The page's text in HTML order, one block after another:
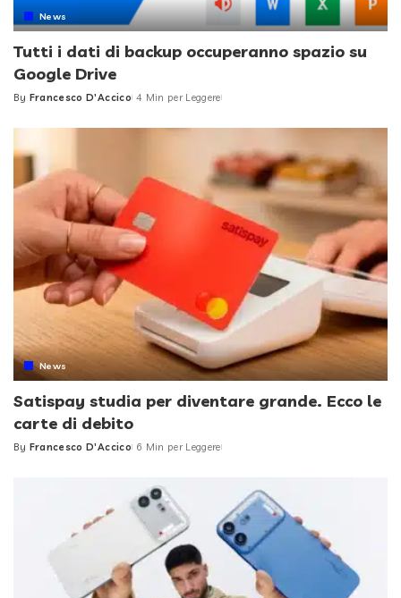
News
Tutti i dati di backup occuperanno spazio su
Google Drive
Posted
By Francesco D'Accico 4 Min per Leggere
News
Satispay studia per diventare grande. Ecco le
carte di debito
Posted
By Francesco D'Accico 6 Min per Leggere